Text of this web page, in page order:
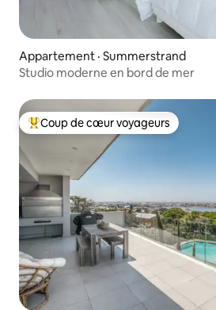
Appartement · Summerstrand
Studio moderne en bord de mer
Coup de cœur voyageurs parmi les
Coup de cœur voyageurs